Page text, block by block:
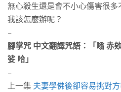
無心殺生還是會不小心傷害很多
我該怎麼辦呢？
–
腳掌咒 中文翻譯咒語：「嗡 赤
娑 哈」
–
上一集 夫妻學佛後卻容易挑對